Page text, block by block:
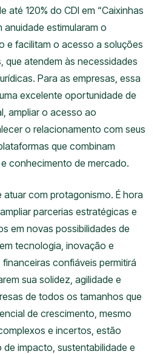
até 120% do CDI em “Caixinhas
estimularam o
e facilitam o acesso a soluções
que atendem às necessidades
Para as empresas, essa
excelente oportunidade de
ampliar o acesso ao
o relacionamento com seus
que combinam
conhecimento de mercado.
atuar com protagonismo. É hora
parcerias estratégicas e
em novas possibilidades de
tecnologia, inovação e
confiáveis permitirá
sua solidez, agilidade e
de todos os tamanhos que
de crescimento, mesmo
e incertos, estão
impacto, sustentabilidade e